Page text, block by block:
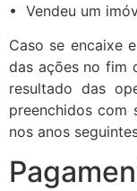
• Vendeu um
Caso se encaixe
das ações no fim
resultado das
preenchidos com
nos anos